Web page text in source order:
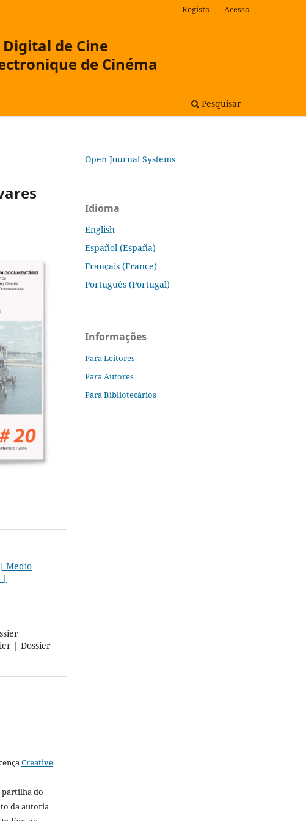
de Cine
de Cinéma
Pesquisar
Registo Acesso
Medio
|
| Dossier
Creative
partilha do
da autoria
Open Journal Systems
Idioma
English
Español (España)
Français (France)
Português (Portugal)
Informações
Para Leitores
Para Autores
Para Bibliotecários